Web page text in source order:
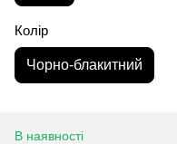
Колір
Чорно-блакитний
В наявності